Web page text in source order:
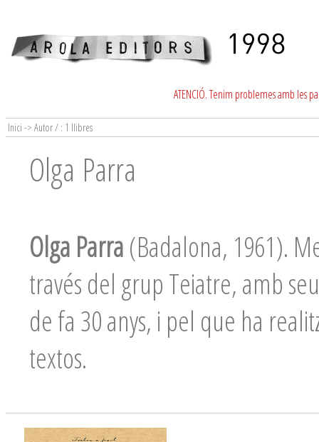
ATENCIÓ. Tenim problemes amb les
Inici -> Autor / : 1 llibres
Olga Parra
Olga Parra(Badalona, 1961).
través del grup Teiatre, amb
de fa 30 anys, i pel que ha
textos.